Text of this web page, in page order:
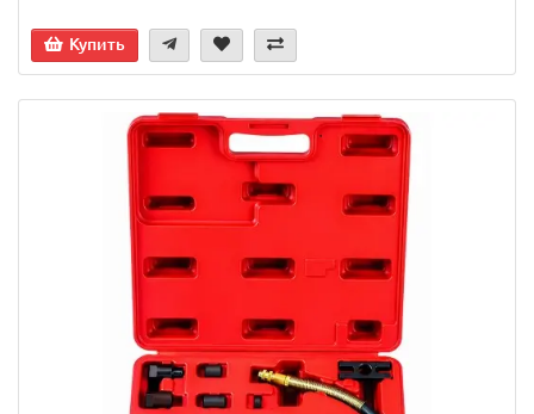
Купить